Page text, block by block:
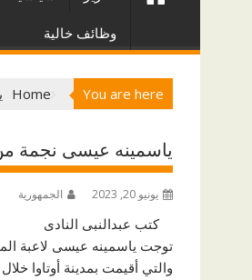
وظائف خالية
You are here
Home
ياسمينه عيسى نجمة
يونيو 20, 2023 الجمهورية
كتب عبدالنبى النادى
توجت ياسمينه عيسى لاعبة
والتي أقيمت بمدينة أوتاوا خلال الفترة من 14